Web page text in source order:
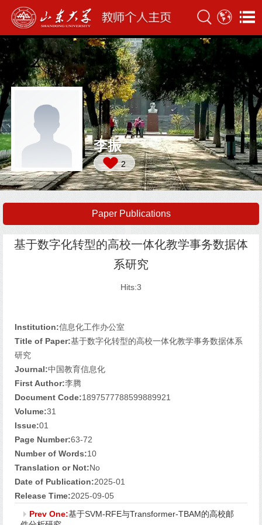
李振
2
Paper Publications
基于数字化转型的高校一体化教学事务数据体
系研究
Hits:3
Institution:信息化工作办公室
Title of Paper:基于数字化转型的高校一体化教学事务数据体系
研究
Journal:中国教育信息化
First Author:李腾
Document Code:1897577788599889921
Volume:31
Issue:01
Page Number:63-72
Number of Words:10
Translation or Not:No
Date of Publication:2025-01
Release Time:2025-09-05
Prev One:基于SVM-RFE与Transformer-TBAM的高校邮